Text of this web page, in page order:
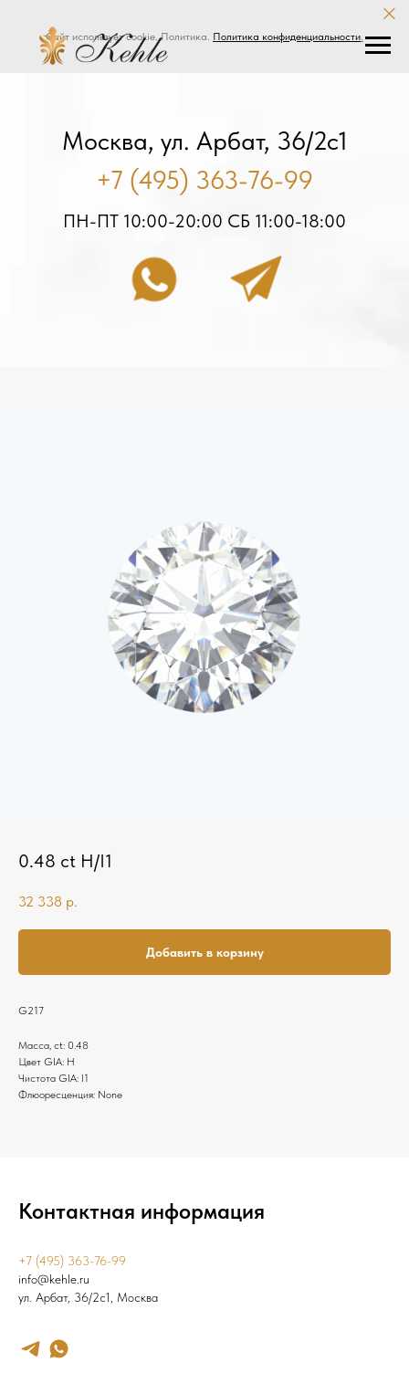
Сайт использует cookie. Политика. Политика конфиденциальности.
+7 (495) 363-76-99
ПН-ПТ 10:00-20:00 СБ 11:00-18:00
0.48 ct H/I1
32 338 р.
Добавить в корзину
G217
Масса, ct: 0.48
Цвет GIA: H
Чистота GIA: I1
Флюоресценция: None
Контактная информация
+7 (495) 363-76-99
info@kehle.ru
ул. Арбат, 36/2с1, Москва